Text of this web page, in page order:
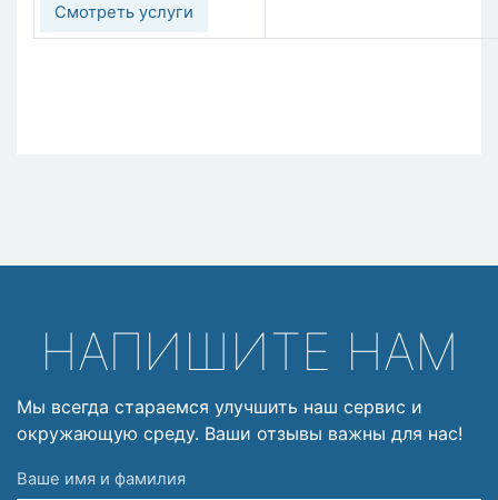
Смотреть услуги
НАПИШИТЕ НАМ
Мы всегда стараемся улучшить наш сервис и
окружающую среду. Ваши отзывы важны для нас!
Ваше